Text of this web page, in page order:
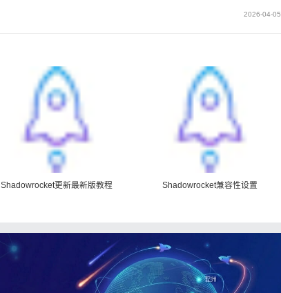
2026-04-05
Shadowrocket更新最新版教程 Shadowrocket兼容性设置